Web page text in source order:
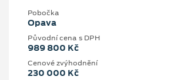
Pobočka
Opava
Původní cena s DPH
989 800 Kč
Cenové zvýhodnění
230 000 Kč